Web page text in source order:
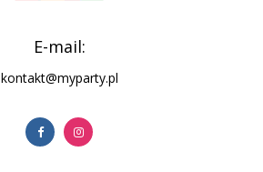
E-mail:
kontakt@myparty.pl